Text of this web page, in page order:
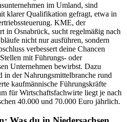
im Umland, sind
klarer Qualifikation gefragt, etwa in
KME, der
in Osnabrück, sucht regelmäßig nach
nicht nur ausführen, sondern
verbessert deine Chancen
mit Führungs- oder
Unternehmen bewirbst. Dazu
in der Nahrungsmittelbranche rund
kaufmännische Führungskräfte
für Wirtschaftsfachwirte liegt je nach
40.000 und 70.000 Euro jährlich.